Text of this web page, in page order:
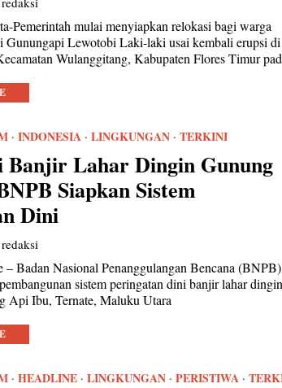
Pemerintah mulai menyiapkan relokasi bagi warga
Gunungapi Lewotobi Laki-laki usai kembali erupsi di
Wulanggitang, Kabupaten Flores Timur
· INDONESIA· LINGKUNGAN· TERKINI
Banjir Lahar Dingin Gunung
Siapkan Sistem
Dini
redaksi
– Badan Nasional Penanggulangan Bencana (BNPB)
sistem peringatan dini banjir lahar
Api Ibu, Ternate, Maluku Utara
· HEADLINE· LINGKUNGAN· PERISTIWA·